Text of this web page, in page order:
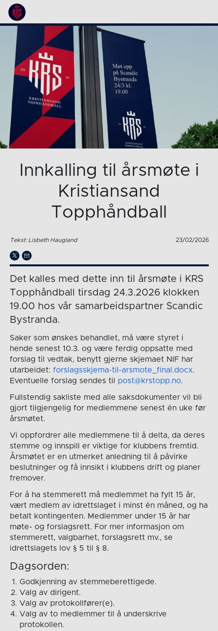
Innkalling til årsmøte i
Kristiansand
Topphåndball
Tekst: Lisbeth Haugland 23/02/2026
Det kalles med dette inn til årsmøte i KRS
Topphåndball tirsdag 24.3.2026 klokken
19.00 hos vår samarbeidspartner Scandic
Bystranda.
Saker som ønskes behandlet, må være styret i
hende senest 10.3. og være ferdig oppsatte med
forslag til vedtak, benytt gjerne skjemaet NIF har
utarbeidet: forslagsskjema-til-arsmote_final.docx.
Eventuelle forslag sendes til post@krstopp.no.
Fullstendig sakliste med alle saksdokumenter vil bli
gjort tilgjengelig for medlemmene senest én uke før
årsmøtet.
Vi oppfordrer alle medlemmene til å delta, da deres
stemme og innspill er viktige for klubbens fremtid.
Årsmøtet er en utmerket anledning til å påvirke
beslutninger og få innsikt i klubbens drift og planer
fremover.
For å ha stemmerett må medlemmet ha fylt 15 år,
vært medlem av idrettslaget i minst én måned, og ha
betalt kontingenten. Medlemmer under 15 år har
møte- og forslagsrett. For mer informasjon om
stemmerett, valgbarhet, forslagsrett mv., se
idrettslagets lov § 5 til § 8.
Dagsorden:
Godkjenning av stemmeberettigede.
Valg av dirigent.
Valg av protokollfører(e).
Valg av to medlemmer til å underskrive
protokollen.